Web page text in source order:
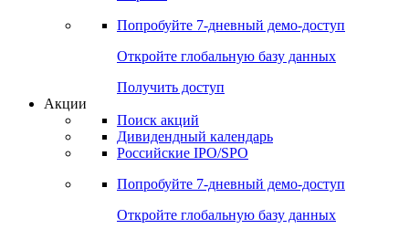
Cbonds Pages
Опросы
Попробуйте7-дневный
Откройте глобальную базу данных
Получить доступ
Поиск акций
Российские IPO/SPO